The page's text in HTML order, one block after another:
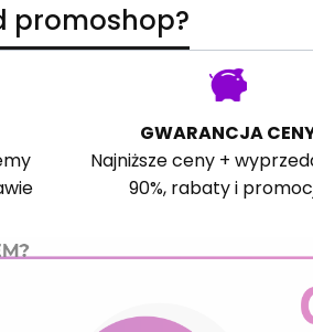
promoshop?
GWARANCJA
Najniższe ceny +
90%, rabaty i